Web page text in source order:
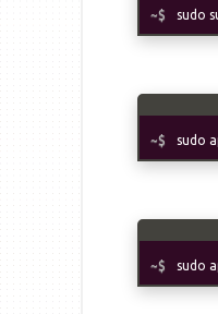
sudo
sudo
sudo